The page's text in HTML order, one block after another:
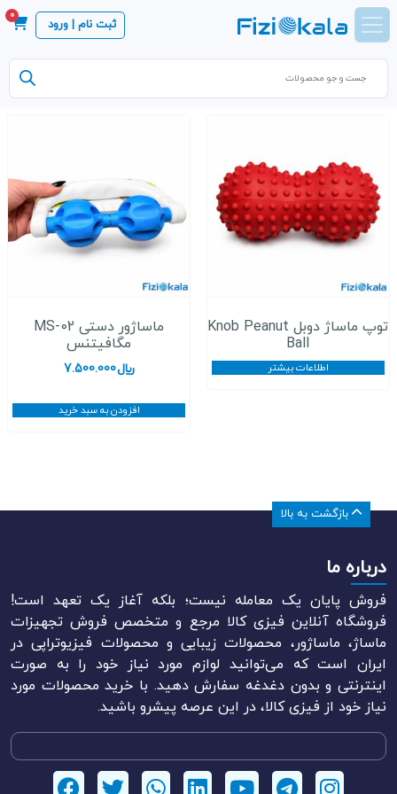
ثبت نام | ورود
0
Products
search
توپ ماساژ دوبل Knob Peanut
Ball
اطلاعات بیشتر
ماساژور دستی MS-02
مگافیتنس
﷼7.500.000
افزودن به سبد خرید
درباره ما
فروش پایان یک معامله نیست؛ بلکه آغاز یک تعهد است!
فروشگاه آنلاین فیزی کالا مرجع و متخصص فروش تجهیزات
ماساژ، ماساژور، محصولات زیبایی و محصولات فیزیوتراپی در
ایران است که می‌توانید لوازم مورد نیاز خود را به صورت
اینترنتی و بدون دغدغه سفارش دهید. با خرید محصولات مورد
نیاز خود از فیزی کالا، در این عرصه پیشرو باشید.
بازگشت به بالا